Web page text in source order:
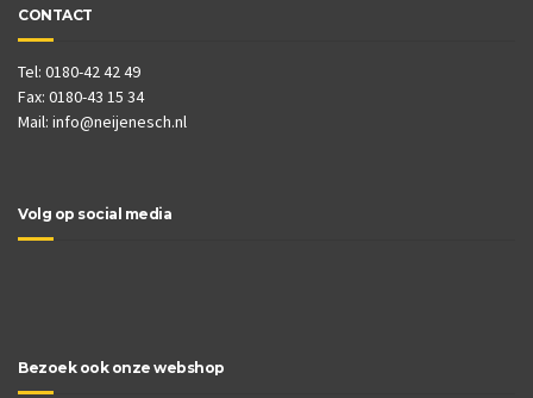
CONTACT
Tel: 0180-42 42 49
Fax: 0180-43 15 34
Mail: info@neijenesch.nl
Volg op social media
Bezoek ook onze webshop